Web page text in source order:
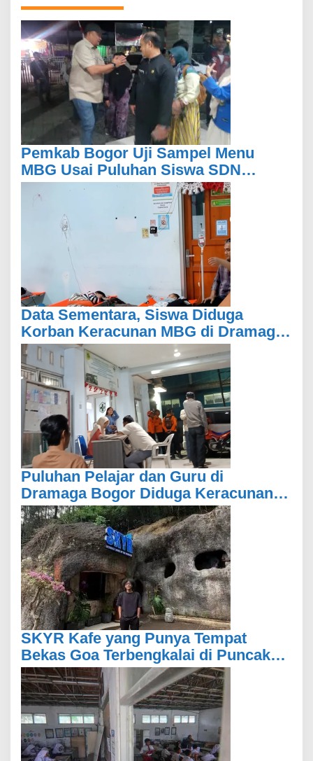
Pemkab Bogor Uji Sampel Menu
MBG Usai Puluhan Siswa SDN
Ciherang 01 Diduga Keracunan
Data Sementara, Siswa Diduga
Korban Keracunan MBG di Dramaga
Bogor Capai 25 Orang
Puluhan Pelajar dan Guru di
Dramaga Bogor Diduga Keracunan
Usai Santap Menu MBG
SKYR Kafe yang Punya Tempat
Bekas Goa Terbengkalai di Puncak
Bogor Kini Menjadi Kafe yang Unik
dan Indah.